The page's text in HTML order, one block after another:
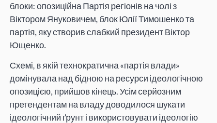
блоки: опозиційна Партія регіонів на чолі з
Віктором Януковичем, блок Юлії Тимошенко та
партія, яку створив слабкий президент Віктор
Ющенко.
Схемі, в якій технократична «партія влади»
домінувала над бідною на ресурси ідеологічною
опозицією, прийшов кінець. Усім серйозним
претендентам на владу доводилося шукати
ідеологічний ґрунт і використовувати ідеологію